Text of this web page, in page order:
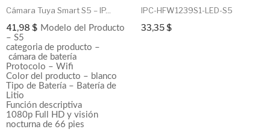
Cámara Tuya Smart S5 – IP...
41,98 $ Modelo del Producto
– S5
categoria de producto –
cámara de batería
Protocolo – Wifi
Color del producto – blanco
Tipo de Batería – Batería de
Litio
Función descriptiva
1080p Full HD y visión
nocturna de 66 pies
IPC-HFW1239S1-LED-S5
33,35 $